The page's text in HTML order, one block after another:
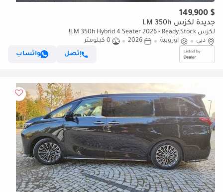
$ 149,900
جديدة لكزس LM 350h
لكزس LM 350h Hybrid 4 Seater 2026 - Ready Stock!
دبي
أوروبية 2026
0 كيلومتر
إتصل
واتساب